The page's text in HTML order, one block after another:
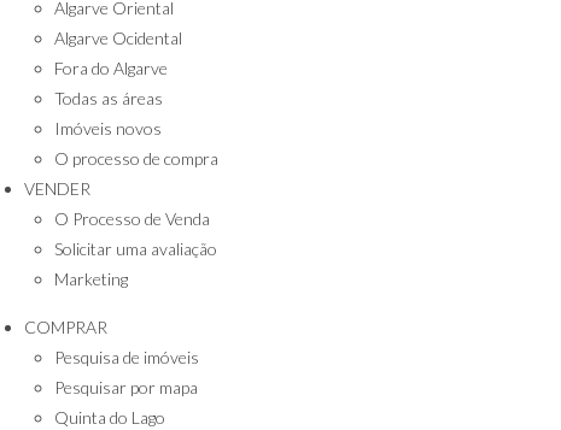
Algarve Oriental
Algarve Ocidental
Fora do Algarve
Todas as áreas
Imóveis novos
O processo de compra
VENDER
O Processo de Venda
Solicitar uma avaliação
Marketing
COMPRAR
Pesquisa de imóveis
Pesquisar por mapa
Quinta do Lago